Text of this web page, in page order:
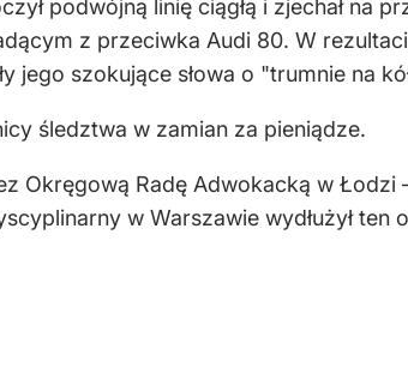
podwójną linię ciągłą i zjechał na
z przeciwka Audi 80. W
jego szokujące słowa o "trumnie na
śledztwa w zamian za pieniądze.
Okręgową Radę Adwokacką w Łodzi
w Warszawie wydłużył ten